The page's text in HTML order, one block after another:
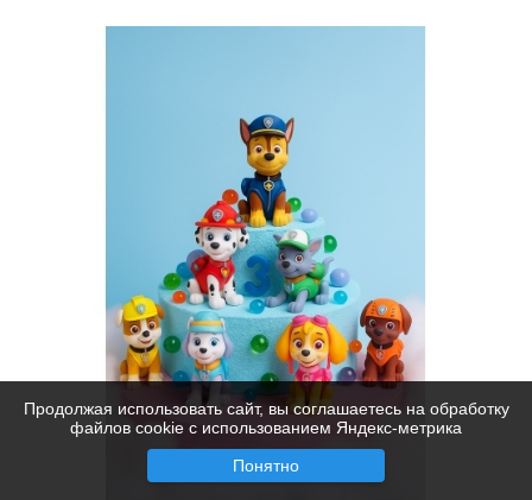
Продолжая использовать сайт, вы соглашаетесь на обработку
файлов cookie с использованием Яндекс-метрика
Понятно